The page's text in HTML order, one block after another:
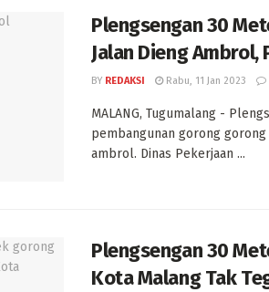
Plengsengan 30
Jalan Dieng Ambrol,
BY REDAKSI Rabu, 11 Jan 2023
MALANG, Tugumalang -
pembangunan gorong gorong
ambrol. Dinas Pekerjaan ...
Plengsengan 30
Kota Malang Tak